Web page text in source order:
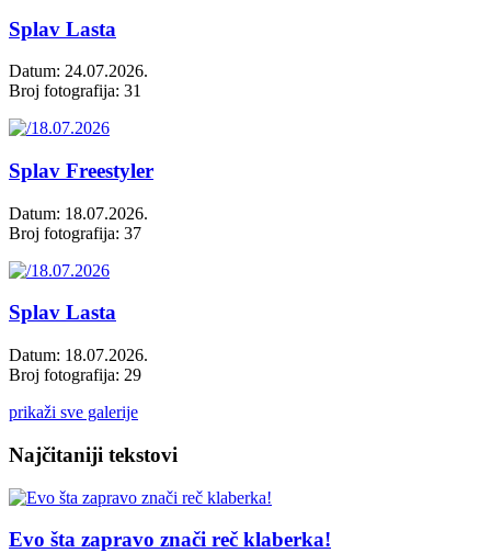
Splav Lasta
Datum: 24.07.2026.
Broj fotografija: 31
Splav Freestyler
Datum: 18.07.2026.
Broj fotografija: 37
Splav Lasta
Datum: 18.07.2026.
Broj fotografija: 29
prikaži sve galerije
Najčitaniji tekstovi
Evo šta zapravo znači reč klaberka!